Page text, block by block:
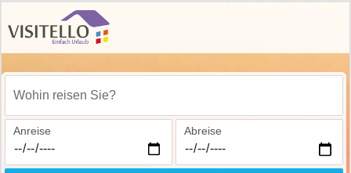
Wohin reisen Sie?
Anreise Abreise